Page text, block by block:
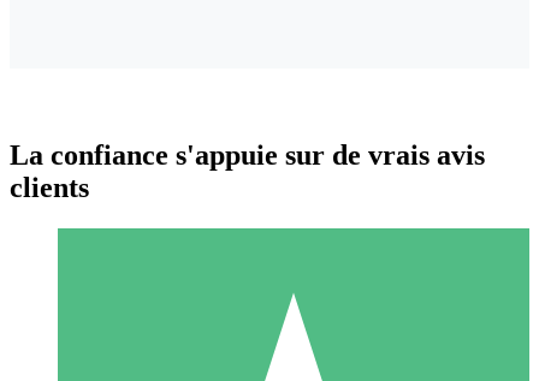
Packs de Crédits Individuels
La confiance s'appuie sur de vrais avis
clients